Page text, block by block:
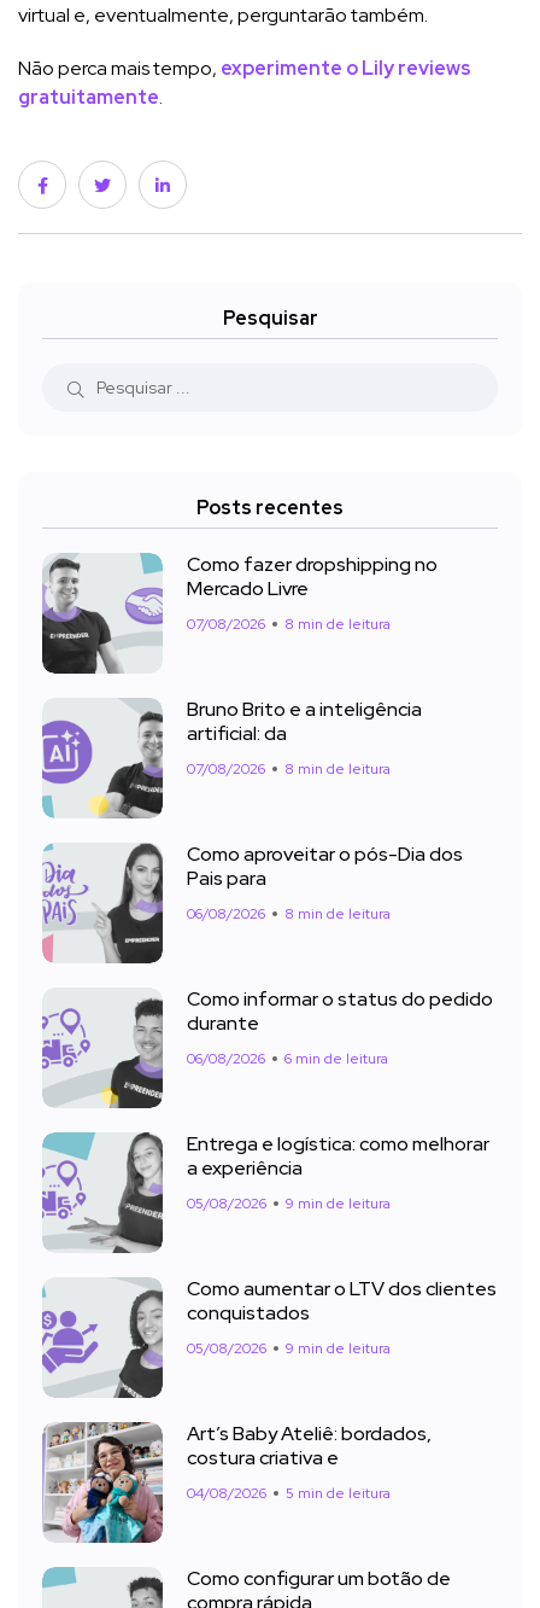
virtual e, eventualmente, perguntarão também.
Não perca mais tempo, experimente o Lily reviews
gratuitamente.
Pesquisar
Posts recentes
Como fazer dropshipping no
Mercado Livre
07/08/2026 8 min de leitura
Bruno Brito e a inteligência
artificial: da
07/08/2026 8 min de leitura
Como aproveitar o pós-Dia dos
Pais para
06/08/2026 8 min de leitura
Como informar o status do pedido
durante
06/08/2026 6 min de leitura
Entrega e logística: como melhorar
a experiência
05/08/2026 9 min de leitura
Como aumentar o LTV dos clientes
conquistados
05/08/2026 9 min de leitura
Art’s Baby Ateliê: bordados,
costura criativa e
04/08/2026 5 min de leitura
Como configurar um botão de
compra rápida